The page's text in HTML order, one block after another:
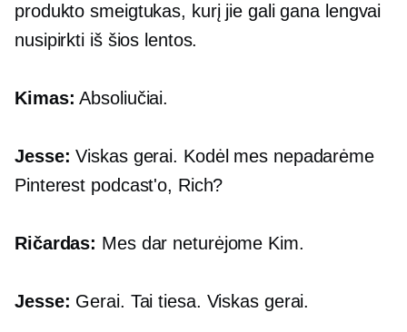
produkto smeigtukas, kurį jie gali gana lengvai
nusipirkti iš šios lentos.
Kimas: Absoliučiai.
Jesse: Viskas gerai. Kodėl mes nepadarėme
Pinterest podcast'o, Rich?
Ričardas: Mes dar neturėjome Kim.
Jesse: Gerai. Tai tiesa. Viskas gerai.